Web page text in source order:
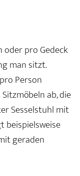
oder pro Gedeck
man sitzt.
Person
ab, die
Sesselstuhl mit
beispielsweise
geraden